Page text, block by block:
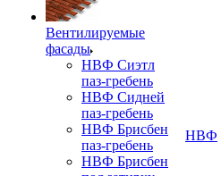
Вентилируемые
фасады
НВФ Сиэтл
паз-гребень
НВФ Сидней
паз-гребень
НВФ Брисбен
паз-гребень
НВФ Брисбен
НВФ